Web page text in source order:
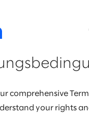
comprehensive
your rights